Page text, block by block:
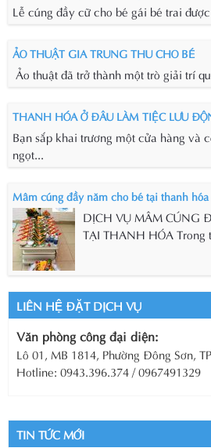
Lễ cúng đầy cữ cho bé gái bé trai
ẢO THUẬT GIA TRUNG THU CHO BÉ
Ảo thuật đã trở thành một trò giải trí
THANH HÓA Ở ĐÂU LÀM TIỆC LƯU
Bạn sắp khai trương một cửa hàng và
ngọt...
Mâm cúng đầy năm cho bé tại thanh hóa
DỊCH VỤ MÂM CÚNG
TẠI THANH HÓA Trong
LIÊN HỆ ĐẶT DỊCH VỤ
Văn phòng công đại diện:
Lô 01, MB 1814, Phường Đông Sơn,
Hotline: 0943.396.374 / 0967491329
TIN TỨC MỚI